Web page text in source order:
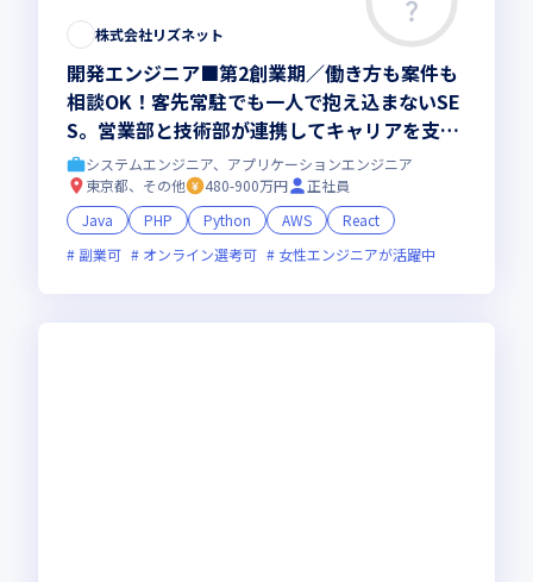
株式会社リズネット
開発エンジニア■第2創業期／働き方も案件も
相談OK！客先常駐でも一人で抱え込まないSE
S。営業部と技術部が連携してキャリアを支
え、希望に合う案件で上流工程へも挑戦。202
8年売上10億円を目指す会社づくりにも関われ
る開発エンジニア
システムエンジニア、アプリケーションエンジニア
東京都、その他
480-900万円
正社員
Java
PHP Python AWS
React
副業可
オンライン選考可 女性エンジニアが活躍中